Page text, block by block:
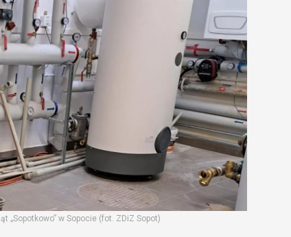
w Sopocie (fot. ZDiZ Sopot)